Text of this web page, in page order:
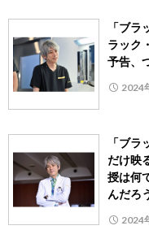
「ブ
ラック
予告、
2024
「ブ
だけ映
授は何
んだろ
2024